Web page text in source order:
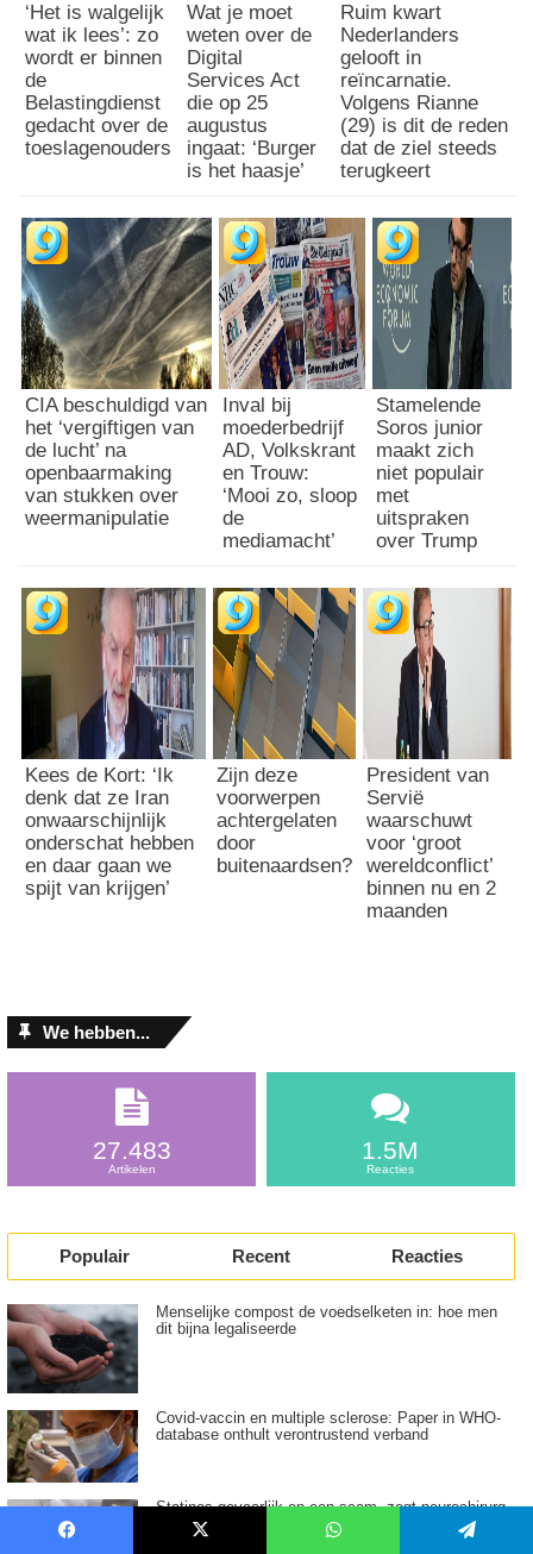
‘Het is walgelijk
wat ik lees’: zo
wordt er binnen
de
Belastingdienst
gedacht over de
toeslagenouders
Wat je moet
weten over de
Digital
Services Act
die op 25
augustus
ingaat: ‘Burger
is het haasje’
Ruim kwart
Nederlanders
gelooft in
reïncarnatie.
Volgens Rianne
(29) is dit de reden
dat de ziel steeds
terugkeert
CIA beschuldigd van
het ‘vergiftigen van
de lucht’ na
openbaarmaking
van stukken over
weermanipulatie
Inval bij
moederbedrijf
AD, Volkskrant
en Trouw:
‘Mooi zo, sloop
de
mediamacht’
Stamelende
Soros junior
maakt zich
niet populair
met
uitspraken
over Trump
Kees de Kort: ‘Ik
denk dat ze Iran
onwaarschijnlijk
onderschat hebben
en daar gaan we
spijt van krijgen’
Zijn deze
voorwerpen
achtergelaten
door
buitenaardsen?
President van
Servië
waarschuwt
voor ‘groot
wereldconflict’
binnen nu en 2
maanden
We hebben...
27.483
Artikelen
1.5M
Reacties
Populair Recent Reacties
Menselijke compost de voedselketen in: hoe men
dit bijna legaliseerde
Covid-vaccin en multiple sclerose: Paper in WHO-
database onthult verontrustend verband
Statines gevaarlijk en een scam, zegt neurochirurg
— dit is het alternatief